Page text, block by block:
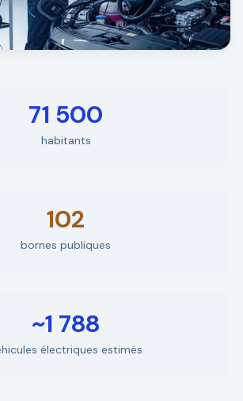
71 500
habitants
102
bornes publiques
~1 788
électriques estimés